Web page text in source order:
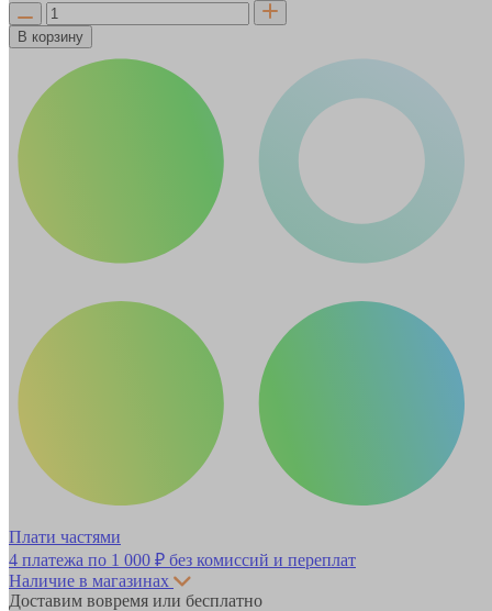
В корзину
Плати частями
4 платежа по 1 000 ₽ без комиссий и переплат
Наличие в магазинах
Доставим вовремя или бесплатно